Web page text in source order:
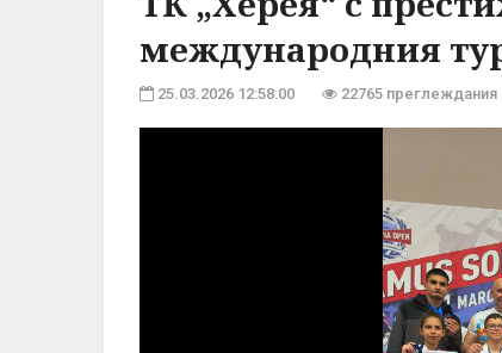
международния
25.03.2026 12:58:00 22765 преглеждания